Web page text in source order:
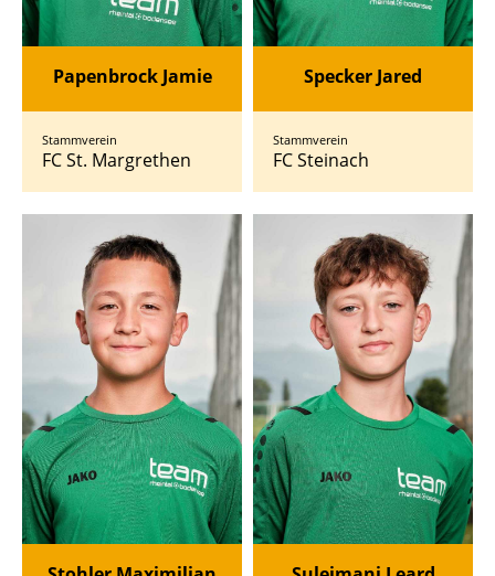
Papenbrock Jamie
Stammverein
FC St. Margrethen
Specker Jared
Stammverein
FC Steinach